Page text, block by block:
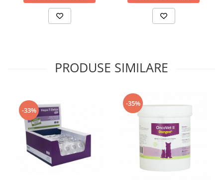
PRODUSE SIMILARE
-33%
-35%